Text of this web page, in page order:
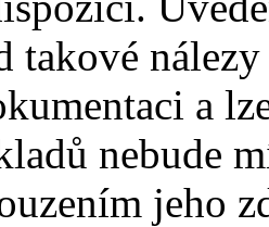
takové
a
nebude
jeho